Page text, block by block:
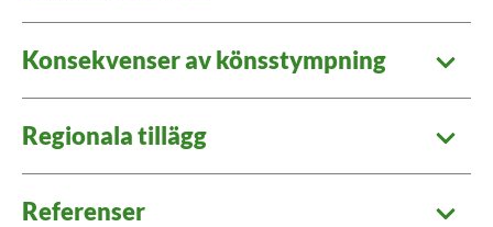
Konsekvenser av könsstympning
Regionala tillägg
Referenser